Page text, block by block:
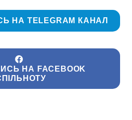
НА TELEGRAM КАНАЛ
НА FACEBOOK